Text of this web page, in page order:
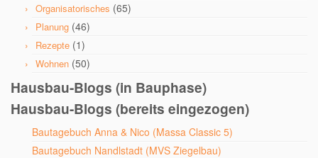
Organisatorisches (65)
Planung (46)
Rezepte (1)
Wohnen (50)
Hausbau-Blogs (in Bauphase)
Hausbau-Blogs (bereits eingezogen)
Bautagebuch Anna & Nico (Massa Classic 5)
Bautagebuch Nandlstadt (MVS Ziegelbau)